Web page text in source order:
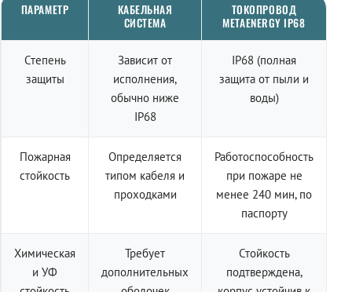
ПАРАМЕТР
КАБЕЛЬНАЯ
СИСТЕМА
ТОКОПРОВОД
METAENERGY IP68
Степень
защиты
Зависит от
исполнения,
обычно ниже
IP68
IP68 (полная
защита от пыли и
воды)
Пожарная
стойкость
Определяется
типом кабеля и
проходками
Работоспособность
при пожаре не
менее 240 мин, по
паспорту
Химическая
и УФ
Требует
дополнительных
Стойкость
подтверждена,